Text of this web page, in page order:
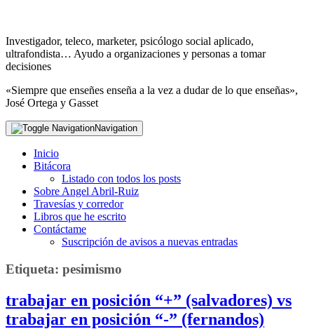
Investigador, teleco, marketer, psicólogo social aplicado,
ultrafondista… Ayudo a organizaciones y personas a tomar
decisiones
«Siempre que enseñes enseña a la vez a dudar de lo que enseñas»,
José Ortega y Gasset
Navigation
Inicio
Bitácora
Listado con todos los posts
Sobre Angel Abril-Ruiz
Travesías y corredor
Libros que he escrito
Contáctame
Suscripción de avisos a nuevas entradas
Etiqueta: pesimismo
trabajar en posición “+” (salvadores) vs
trabajar en posición “-” (fernandos)